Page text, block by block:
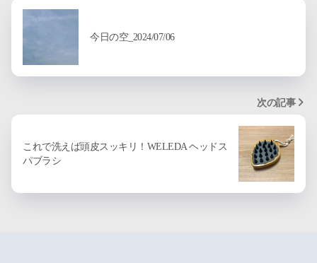
今日の空_2024/07/06
次の記事
これで洗えば頭皮スッキリ！WELEDA ヘッドス
パブラシ